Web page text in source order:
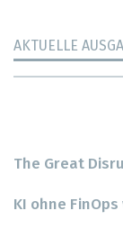
AKTUELLE
The Great
KI ohne